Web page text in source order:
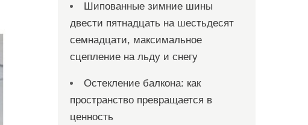
Шипованные зимние шины
двести пятнадцать на шестьдесят
семнадцати, максимальное
сцепление на льду и снегу
Остекление балкона: как
пространство превращается в
ценность